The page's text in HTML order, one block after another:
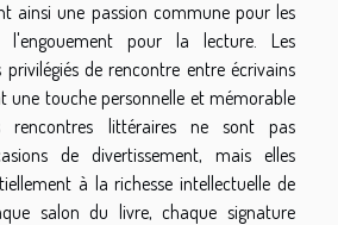
ainsi une passion commune pour les
pour la lecture. Les
de rencontre entre écrivains
une touche personnelle et mémorable
rencontres littéraires ne sont pas
de divertissement, mais elles
à la richesse intellectuelle de
salon du livre, chaque signature